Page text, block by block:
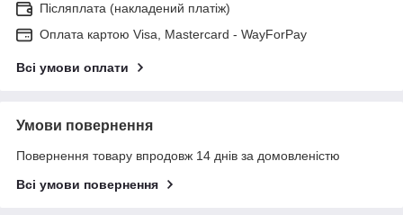
Післяплата (накладений платіж)
Оплата картою Visa, Mastercard - WayForPay
Всі умови оплати
Умови повернення
Повернення товару впродовж 14 днів за домовленістю
Всі умови повернення